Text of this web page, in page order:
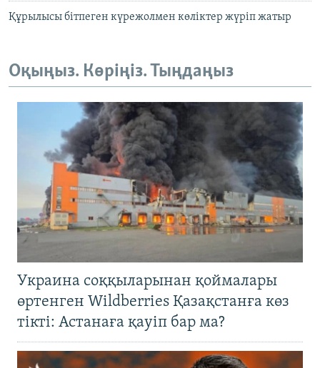
Құрылысы бітпеген күрежолмен көліктер жүріп жатыр
Оқыңыз. Көріңіз. Тыңдаңыз
Украина соққыларынан қоймалары
өртенген Wildberries Қазақстанға көз
тікті: Астанаға қауіп бар ма?